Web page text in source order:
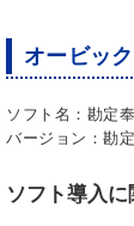
オービッ
ソフト名：勘定
バージョン：勘
ソフト導入